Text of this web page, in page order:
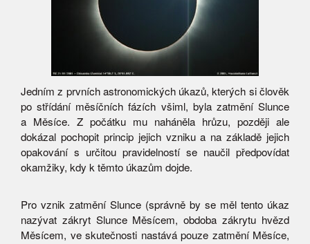
Jedním z prvních astronomických úkazů, kterých si člověk
po střídání měsíčních fázích všiml, byla zatmění Slunce
a Měsíce. Z počátku mu naháněla hrůzu, později ale
dokázal pochopit princip jejich vzniku a na základě jejich
opakování s určitou pravidelností se naučil předpovídat
okamžiky, kdy k těmto úkazům dojde.
Pro vznik zatmění Slunce (správně by se měl tento úkaz
nazývat zákryt Slunce Měsícem, obdoba zákrytu hvězd
Měsícem, ve skutečnosti nastává pouze zatmění Měsíce,